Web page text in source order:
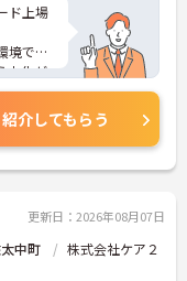
ド上場
境で
文化が
さら
ださ
紹介してもらう
更新日：2026年08月07日
中町
株式会社ケア２